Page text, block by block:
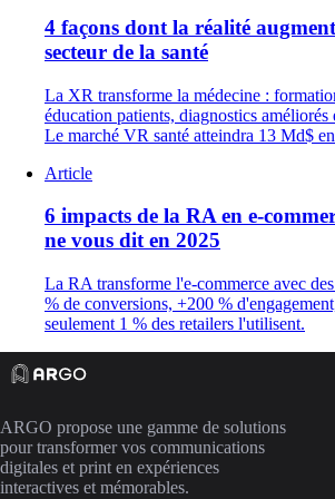
4 façons dont la réalité
secteur de la santé
La XR transforme la médecine :
éducation patients, diagnostics améliorés
Le marché VR santé atteindra 13 Md$
Article
6 impacts de la RA en e-
ne vous dit en 2025
La RA transforme l'e-commerce avec
% de conversions, +200 %
seulement 1 % des retailers l'utilisent.
ARGO propose une gamme de solutions
pour transformer vos communications
digitales et print en expériences
interactives et mémorables.